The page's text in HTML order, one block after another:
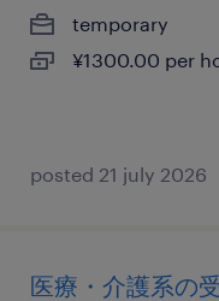
temporary
¥1300.00 per
posted 21 july 2026
医療・介護系の